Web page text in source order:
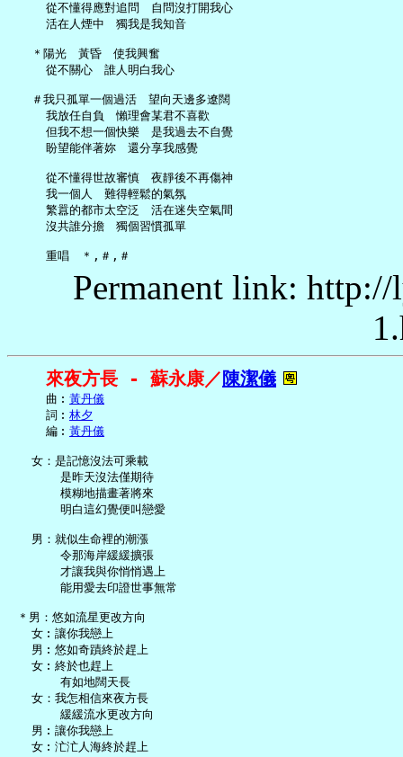
     從不懂得應對追問　自問沒打開我心
     活在人煙中　獨我是我知音
   ＊陽光　黃昏　使我興奮
     從不關心　誰人明白我心
   ＃我只孤單一個過活　望向天邊多遼闊
     我放任自負　懶理會某君不喜歡
     但我不想一個快樂　是我過去不自覺
     盼望能伴著妳　還分享我感覺
     從不懂得世故審慎　夜靜後不再傷神
     我一個人　難得輕鬆的氣氛
     繁囂的都市太空泛　活在迷失空氣間
     沒共誰分擔　獨個習慣孤單
Permanent link:
來夜方長 - 蘇永康／ 陳潔儀
     曲︰
黃丹儀
     詞︰
林夕
     編︰
黃丹儀
   女：是記憶沒法可乘載
       是昨天沒法僅期待
       模糊地描畫著將來
       明白這幻覺便叫戀愛
   男：就似生命裡的潮漲
       令那海岸緩緩擴張
       才讓我與你悄悄遇上
       能用愛去印證世事無常
＊男：悠如流星更改方向
   女︰讓你我戀上
   男︰悠如奇蹟終於趕上
   女︰終於也趕上
       有如地闊天長
   女：我怎相信來夜方長
       緩緩流水更改方向
   男︰讓你我戀上
   女︰汒汒人海終於趕上